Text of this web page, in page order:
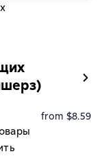
from $8.59